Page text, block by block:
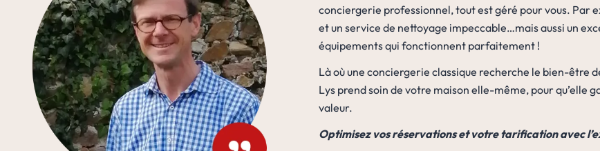
conciergerie professionnel, tout est géré pour vous. Par
et un service de nettoyage impeccable…mais aussi un
équipements qui fonctionnent parfaitement !
Là où une conciergerie classique recherche le bien-être
Lys prend soin de votre maison elle-même, pour qu’elle
valeur.
Optimisez vos réservations et votre tarification avec